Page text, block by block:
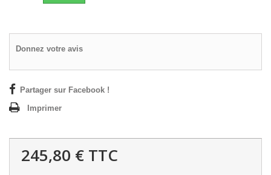
Donnez votre avis
Partager sur Facebook !
Imprimer
245,80 € TTC